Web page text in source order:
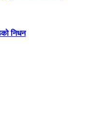
निधन